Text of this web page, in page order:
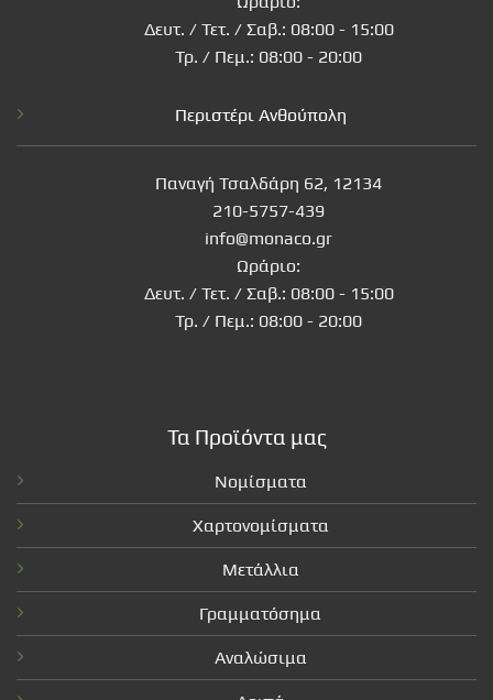
Δευτ. / Τετ. / Σαβ.: 08:00 - 15:00
Τρ. / Πεμ.: 08:00 - 20:00
Περιστέρι Ανθούπολη
Παναγή Τσαλδάρη 62, 12134
210-5757-439
info@monaco.gr
Ωράριο:
Δευτ. / Τετ. / Σαβ.: 08:00 - 15:00
Τρ. / Πεμ.: 08:00 - 20:00
Τα Προϊόντα μας
Νομίσματα
Χαρτονομίσματα
Μετάλλια
Γραμματόσημα
Αναλώσιμα